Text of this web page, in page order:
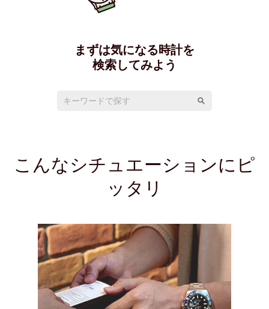
まずは気になる時計を
検索してみよう
こんなシチュエーションにピ
ッタリ